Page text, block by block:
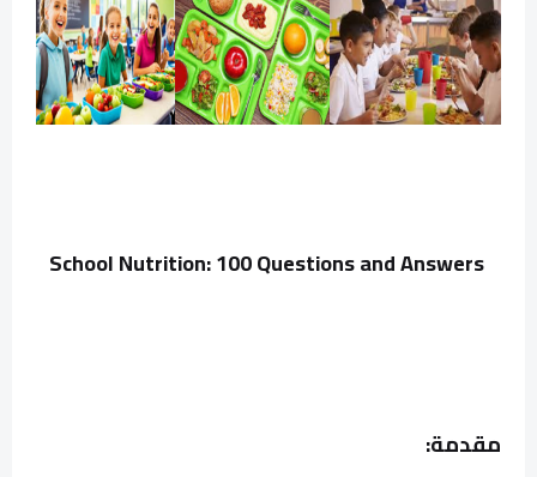
School Nutrition: 100 Questions and Answers
مقدمة: